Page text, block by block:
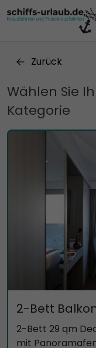
Zurück
Wählen Sie
Kategorie
2-Bett
2-Bett 29 qm
mit